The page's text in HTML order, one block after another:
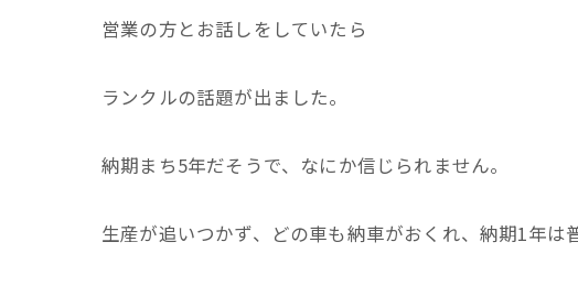
営業の方とお話しをしていたら
ランクルの話題が出ました。
納期まち5年だそうで、なにか信じられません。
生産が追いつかず、どの車も納車がおくれ、納期1年は